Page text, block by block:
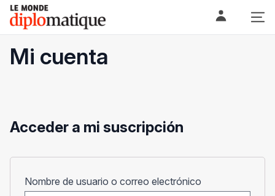
Skip
content
Le monde diplomatique
Mi cuenta
Acceder a mi suscripción
Nombre de usuario o correo electrónico